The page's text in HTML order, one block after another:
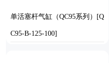
单活塞杆气缸（QC95系列）[Q
C95-B-125-100]